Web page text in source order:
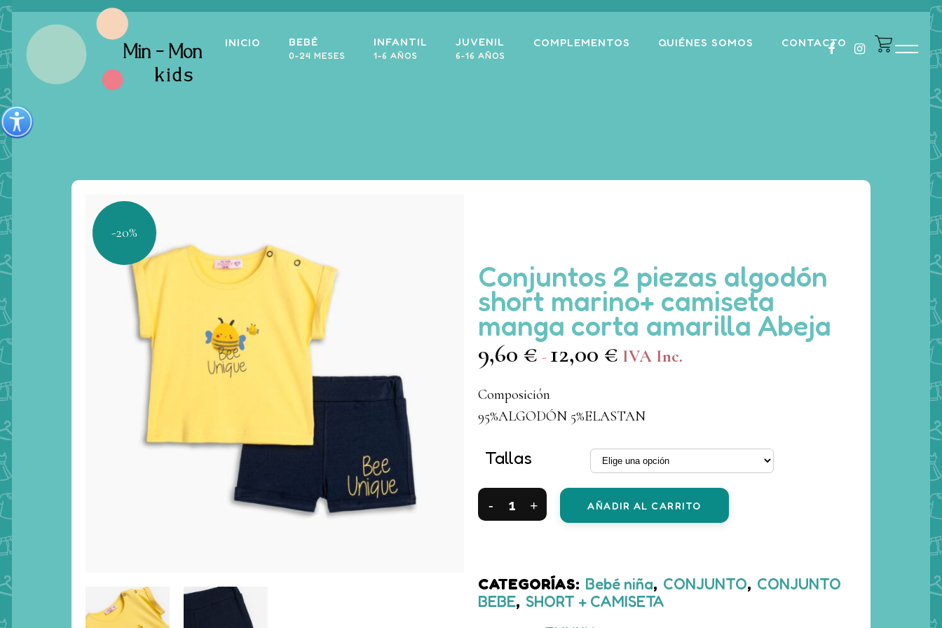
INICIO BEBÉ
0-24 MESES
INFANTIL
1-6 AÑOS
JUVENIL
6-16 AÑOS
COMPLEMENTOS QUIÉNES SOMOS CONTACTO
-20%
Conjuntos 2 piezas algodón
short marino+ camiseta
manga corta amarilla Abeja
9,60 € - 12,00 € Rango
desde
hasta
12,00 €
IVA Inc.
Composición
95%ALGODÓN 5%ELASTAN
Tallas
Conjuntos
algodón
short
AÑADIR AL CARRITO
CATEGORÍAS: Bebé niña, CONJUNTO, CONJUNTO
BEBE, SHORT + CAMISETA